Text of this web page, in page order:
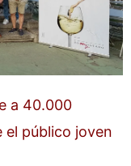
a 40.000
el público joven